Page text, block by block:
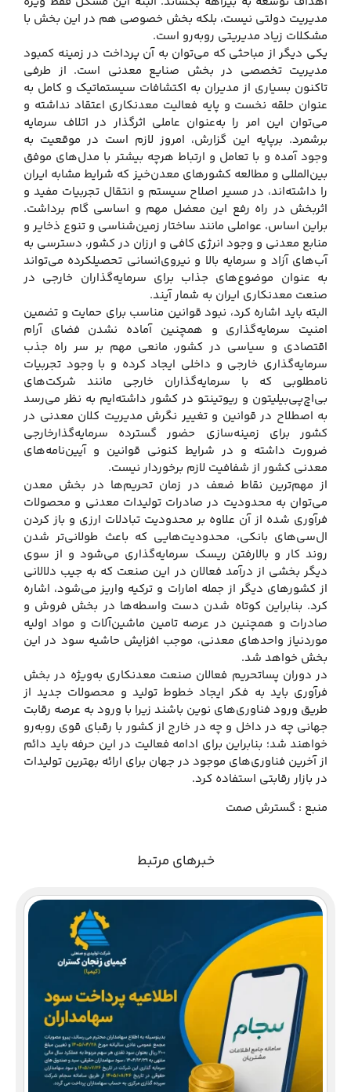
مدیریت دولتی نیست، بلکه بخش خصوصی هم در این بخش با
مشکلات زیاد مدیریتی روبه‌رو است.
یکی دیگر از مباحثی که می‌توان به آن پرداخت در زمینه کمبود
مدیریت تخصصی در بخش صنایع معدنی است. از طرفی
تاکنون بسیاری از مدیران به اکتشافات سیستماتیک و کامل به
عنوان حلقه نخست و پایه فعالیت معدنکاری اعتقاد نداشته و
می‌توان این امر را به‌عنوان عاملی اثرگذار در اتلاف سرمایه
برشمرد. برپایه این گزارش، امروز لازم است در موقعیت به
وجود آمده و با تعامل و ارتباط هرچه بیشتر با مدل‌های موفق
بین‌المللی و مطالعه کشورهای معدن‌خیز که شرایط مشابه ایران
را داشته‌اند، در مسیر اصلاح سیستم و انتقال تجربیات مفید و
اثربخش در راه رفع این معضل مهم و اساسی گام برداشت.
براین اساس، عواملی مانند ساختار زمین‌شناسی و تنوع ذخایر و
منابع معدنی و وجود انرژی کافی و ارزان در کشور، دسترسی به
آب‌های آزاد و سرمایه بالا و نیروی‌انسانی تحصیلکرده می‌تواند
به عنوان موضوع‌های جذاب برای سرمایه‌گذاران خارجی در
صنعت معدنکاری ایران به شمار آیند.
البته باید اشاره کرد، نبود قوانین مناسب برای حمایت و تضمین
امنیت سرمایه‌گذاری و همچنین آماده نشدن فضای آرام
اقتصادی و سیاسی در کشور، مانعی مهم بر سر راه جذب
سرمایه‌گذاری خارجی و داخلی ایجاد کرده و با وجود تجربیات
نامطلوبی که با سرمایه‌گذاران خارجی مانند شرکت‌های
بی‌اچ‌پی‌بیلیتون و ریوتینتو در کشور داشته‌ایم به نظر می‌رسد
به اصطلاح در قوانین و تغییر نگرش مدیریت کلان معدنی در
کشور برای زمینه‌سازی حضور گسترده سرمایه‌گذارخارجی
ضرورت داشته و در شرایط کنونی قوانین و آیین‌نامه‌های
معدنی کشور از شفافیت لازم برخوردار نیست.
از مهم‌ترین نقاط ضعف در زمان تحریم‌ها در بخش معدن
می‌توان به محدودیت در صادرات تولیدات معدنی و محصولات
فرآوری شده از آن علاوه بر محدودیت تبادلات ارزی و باز کردن
ال‌سی‌های بانکی، محدودیت‌هایی که باعث طولانی‌تر شدن
روند کار و بالارفتن ریسک سرمایه‌گذاری می‌شود و از سوی
دیگر بخشی از درآمد فعالان در این صنعت که به جیب دلالانی
از کشورهای دیگر از جمله امارات و ترکیه واریز می‌شود، اشاره
کرد. بنابراین کوتاه شدن دست واسطه‌ها در بخش فروش و
صادرات و همچنین در عرصه تامین ماشین‌آلات و مواد اولیه
موردنیاز واحدهای معدنی، موجب افزایش حاشیه سود در این
بخش خواهد شد.
در دوران پساتحریم فعالان صنعت معدنکاری به‌ویژه در بخش
فرآوری باید به فکر ایجاد خطوط تولید و محصولات جدید از
طریق ورود فناوری‌های نوین باشند زیرا با ورود به عرصه رقابت
جهانی چه در داخل و چه در خارج از کشور با رقبای قوی روبه‌رو
خواهند شد؛ بنابراین برای ادامه فعالیت در این حرفه باید دائم
از آخرین فناوری‌های موجود در جهان برای ارائه بهترین تولیدات
در بازار رقابتی استفاده کرد.
منبع : گسترش صمت
خبرهای مرتبط